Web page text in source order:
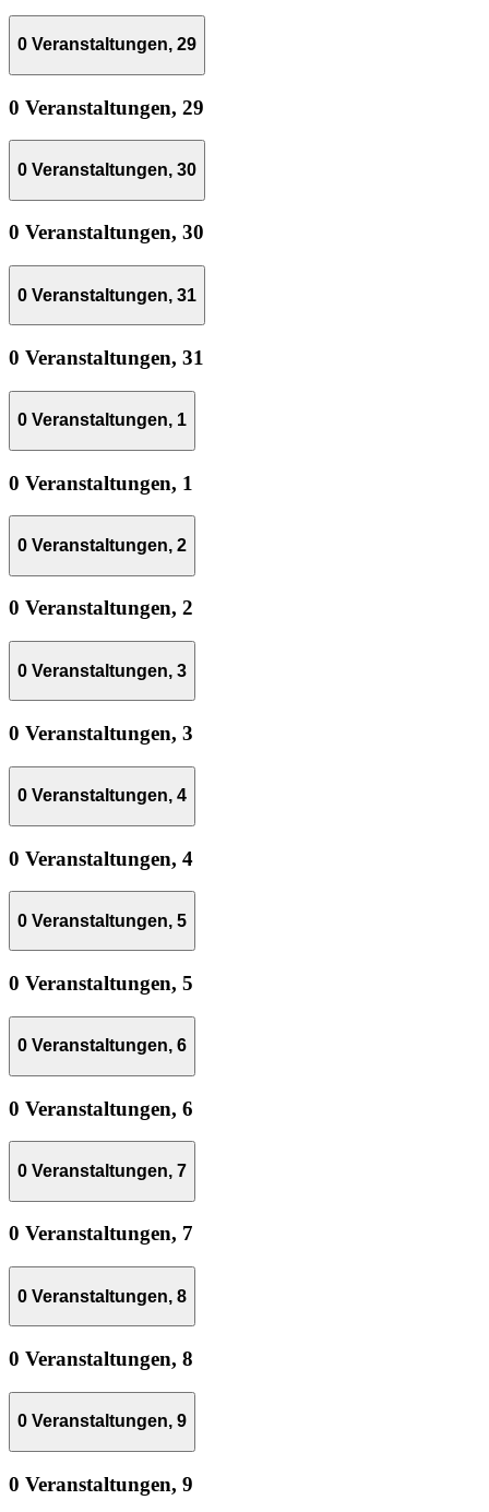
0 Veranstaltungen, 29
0 Veranstaltungen, 29
0 Veranstaltungen, 30
0 Veranstaltungen, 30
0 Veranstaltungen, 31
0 Veranstaltungen, 31
0 Veranstaltungen, 1
0 Veranstaltungen, 1
0 Veranstaltungen, 2
0 Veranstaltungen, 2
0 Veranstaltungen, 3
0 Veranstaltungen, 3
0 Veranstaltungen, 4
0 Veranstaltungen, 4
0 Veranstaltungen, 5
0 Veranstaltungen, 5
0 Veranstaltungen, 6
0 Veranstaltungen, 6
0 Veranstaltungen, 7
0 Veranstaltungen, 7
0 Veranstaltungen, 8
0 Veranstaltungen, 8
0 Veranstaltungen, 9
0 Veranstaltungen, 9